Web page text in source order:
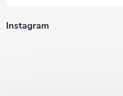
Instagram